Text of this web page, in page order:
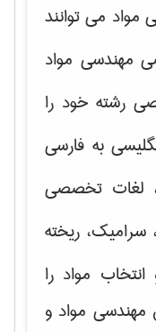
می توانند
مهندسی مواد
رشته خود را
به فارسی
لغات تخصصی
ریخته
مواد را
مهندسی مواد و